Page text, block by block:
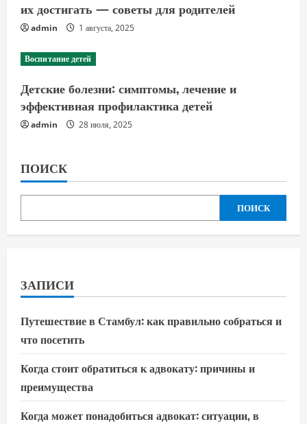
их достигать — советы для родителей
admin 1 августа, 2025
Воспитание детей
Детские болезни: симптомы, лечение и
эффективная профилактика детей
admin 28 июля, 2025
ПОИСК
ПОИСК
ЗАПИСИ
Путешествие в Стамбул: как правильно собраться и
что посетить
Когда стоит обратиться к адвокату: причины и
преимущества
Когда может понадобиться адвокат: ситуации, в